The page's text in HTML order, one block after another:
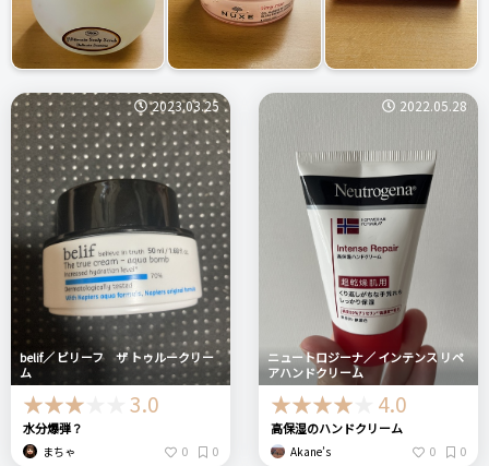
2023.03.25
belif／ ビリーフ ザ トゥルークリー
ム
3.0
水分爆弾？
まちゃ 0 0
2022.05.28
ニュートロジーナ／ インテンス リペ
アハンドクリーム
4.0
高保湿のハンドクリーム
Akane’s 0 0